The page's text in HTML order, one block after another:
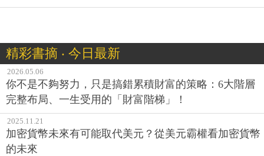
精彩書摘 ‧ 今日最新
2026.05.06
你不是不夠努力，只是搞錯累積財富的策略：6大階層
完整布局、一生受用的「財富階梯」！
2025.11.21
加密貨幣未來有可能取代美元？從美元霸權看加密貨幣
的未來